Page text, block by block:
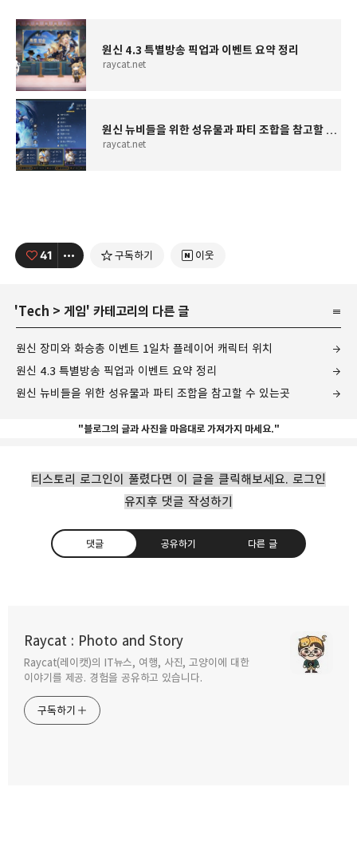
원신 4.3 특별방송 픽업과 이벤트 요약 정리
raycat.net
원신 뉴비들을 위한 성유물과 파티 조합을 참고할 수 있는곳
raycat.net
41 구독하기 이웃
'Tech > 게임' 카테고리의 다른 글
원신 장미와 화승총 이벤트 1일차 플레이어 캐릭터 위치
원신 4.3 특별방송 픽업과 이벤트 요약 정리
원신 뉴비들을 위한 성유물과 파티 조합을 참고할 수 있는곳
"블로그의 글과 사진을 마음대로 가져가지 마세요."
티스토리 로그인이 풀렸다면 이 글을 클릭해보세요. 로그인
유지후 댓글 작성하기
댓글 공유하기 다른 글
Raycat : Photo and Story
Raycat(레이캣)의 IT뉴스, 여행, 사진, 고양이에 대한
이야기를 제공. 경험을 공유하고 있습니다.
구독하기
구독하기 카카오톡
2023.12.26
원신 장미와 화승총 이벤트 1일차 플레이어
캐릭터 위치